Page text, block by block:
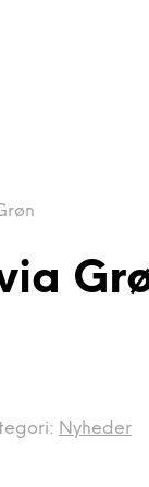
Nyheder